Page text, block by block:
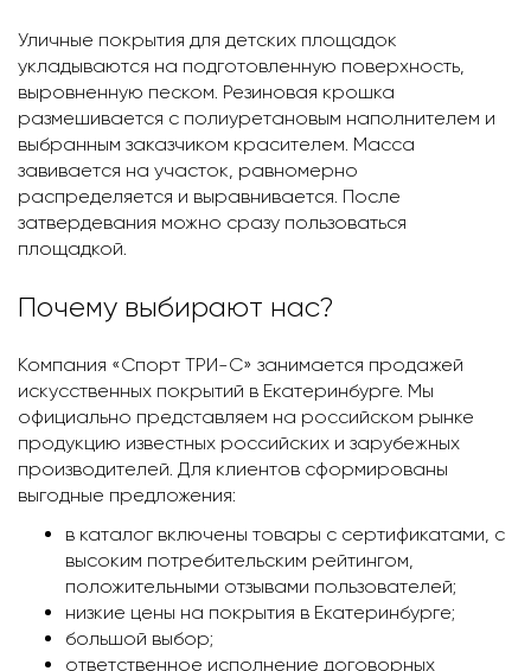
Уличные покрытия для детских площадок
укладываются на подготовленную поверхность,
выровненную песком. Резиновая крошка
размешивается с полиуретановым наполнителем и
выбранным заказчиком красителем. Масса
завивается на участок, равномерно
распределяется и выравнивается. После
затвердевания можно сразу пользоваться
площадкой.
Почему выбирают нас?
Компания «Спорт ТРИ-С» занимается продажей
искусственных покрытий в Екатеринбурге. Мы
официально представляем на российском рынке
продукцию известных российских и зарубежных
производителей. Для клиентов сформированы
выгодные предложения:
в каталог включены товары с сертификатами, с
высоким потребительским рейтингом,
положительными отзывами пользователей;
низкие цены на покрытия в Екатеринбурге;
большой выбор;
ответственное исполнение договорных